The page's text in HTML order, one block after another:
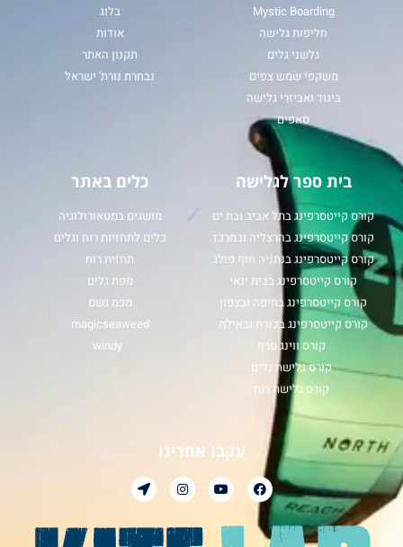
Mystic Boarding
חליפות גלישה
גלשני גלים
משקפי שמש צפים
ביגוד ואביזרי גלישה
סאפים
בלוג
אודות
תקנון האתר
נבחרת נורת' ישראל
בית ספר לגלישה
קורס קייטסרפינג בתל אביב ובת ים
קורס קייטסרפינג בהרצליה ובמרכז
קורס קייטסרפינג בנתניה חוף פולג
קורס קייטסרפינג בבית ינאי
קורס קייטסרפינג בחיפה ובצפון
קורס קייטסרפינג בכנרת ובאילת
קורס ווינג סרף
קורס גלישת גלים
קורס גלישת רוח
כלים באתר
מושגים במטאורולוגיה
כלים לתחזיות רוח וגלים
תחזית רוח
מפת גלים
מכמ גשם
magicseaweed
windy
עקבו אחרינו